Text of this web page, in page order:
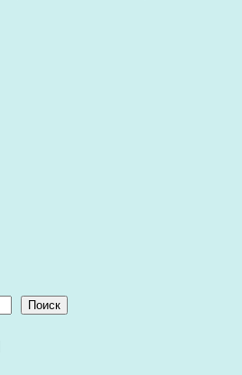
Поиск